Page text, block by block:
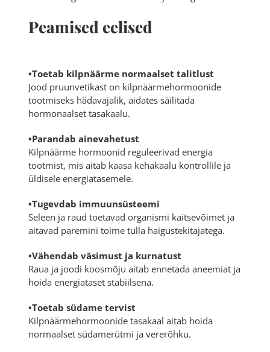
Peamised eelised
•Toetab kilpnäärme normaalset talitlust
Jood pruunvetikast on kilpnäärmehormoonide
tootmiseks hädavajalik, aidates säilitada
hormonaalset tasakaalu.
•Parandab ainevahetust
Kilpnäärme hormoonid reguleerivad energia
tootmist, mis aitab kaasa kehakaalu kontrollile ja
üldisele energiatasemele.
•Tugevdab immuunsüsteemi
Seleen ja raud toetavad organismi kaitsevõimet ja
aitavad paremini toime tulla haigustekitajatega.
•Vähendab väsimust ja kurnatust
Raua ja joodi koosmõju aitab ennetada aneemiat ja
hoida energiataset stabiilsena.
•Toetab südame tervist
Kilpnäärmehormoonide tasakaal aitab hoida
normaalset südamerütmi ja vererõhku.